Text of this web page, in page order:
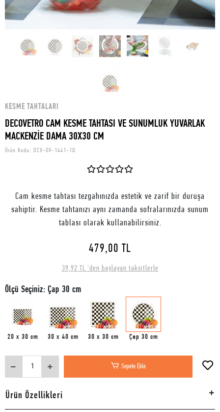
KESME TAHTALARI
DECOVETRO CAM KESME TAHTASI VE SUNUMLUK YUVARLAK
MACKENZİE DAMA 30X30 CM
Ürün Kodu: DCV-OV-1441-1Q
Cam kesme tahtası tezgahınızda estetik ve zarif bir duruşa
sahiptir. Kesme tahtanızı aynı zamanda sofralarınızda sunum
tablası olarak kullanabilirsiniz.
479,00 TL
39,92 TL 'den başlayan taksitlerle
Ölçü Seçiniz: Çap 30 cm
20 x 30 cm 30 x 40 cm 30 x 30 cm Çap 30 cm
Sepete Ekle
Ürün Özellikleri